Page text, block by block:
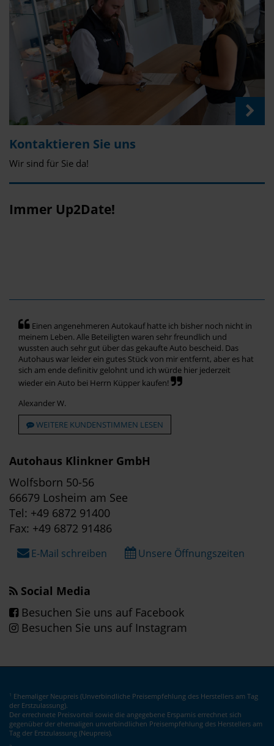
Kontaktieren Sie uns
Wir sind für Sie da!
Immer Up2Date!
Einen angenehmeren Autokauf hatte ich bisher noch nicht in
meinem Leben. Alle Beteiligten waren sehr freundlich und
wussten auch sehr gut über das gekaufte Auto bescheid. Das
Autohaus war leider ein gutes Stück von mir entfernt, aber es hat
sich am ende definitiv gelohnt und ich würde hier jederzeit
wieder ein Auto bei Herrn Küpper kaufen!
Alexander W.
WEITERE KUNDENSTIMMEN LESEN
Autohaus Klinkner GmbH
Wolfsborn 50-56
66679 Losheim am See
Tel: +49 6872 91400
Fax: +49 6872 91486
E-Mail schreiben Unsere Öffnungszeiten
Social Media
Besuchen Sie uns auf Facebook
Besuchen Sie uns auf Instagram
1 Ehemaliger Neupreis (Unverbindliche Preisempfehlung des Herstellers am Tag
der Erstzulassung).
Der errechnete Preisvorteil sowie die angegebene Ersparnis errechnet sich
gegenüber der ehemaligen unverbindlichen Preisempfehlung des Herstellers am
Tag der Erstzulassung (Neupreis).